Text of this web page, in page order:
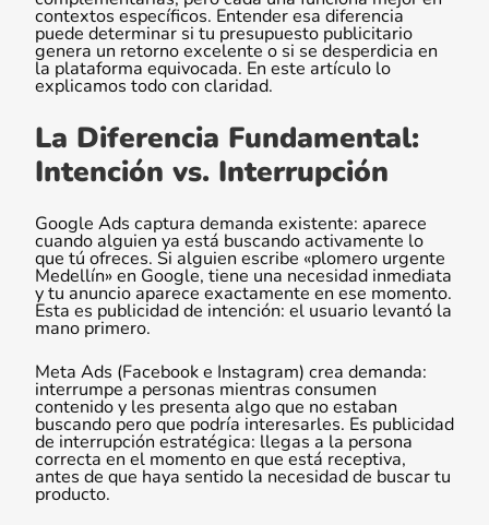
contextos específicos. Entender esa diferencia
puede determinar si tu presupuesto publicitario
genera un retorno excelente o si se desperdicia en
la plataforma equivocada. En este artículo lo
explicamos todo con claridad.
La Diferencia Fundamental:
Intención vs. Interrupción
Google Ads captura demanda existente: aparece
cuando alguien ya está buscando activamente lo
que tú ofreces. Si alguien escribe «plomero urgente
Medellín» en Google, tiene una necesidad inmediata
y tu anuncio aparece exactamente en ese momento.
Esta es publicidad de intención: el usuario levantó la
mano primero.
Meta Ads (Facebook e Instagram) crea demanda:
interrumpe a personas mientras consumen
contenido y les presenta algo que no estaban
buscando pero que podría interesarles. Es publicidad
de interrupción estratégica: llegas a la persona
correcta en el momento en que está receptiva,
antes de que haya sentido la necesidad de buscar tu
producto.